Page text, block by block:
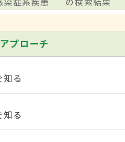
プローチ
知る
知る